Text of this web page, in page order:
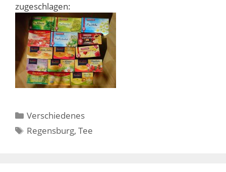
zugeschlagen:
Kategorien
Verschiedenes
Schlagwörter
Regensburg,Tee